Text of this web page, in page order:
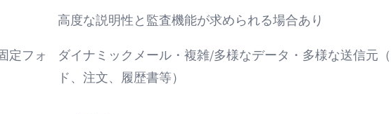
高度な説明性と監査機能が求められる場合あり
定フォ
ダイナミックメール・複雑/多様なデータ・多様な送信元
ド、注文、履歴書等）